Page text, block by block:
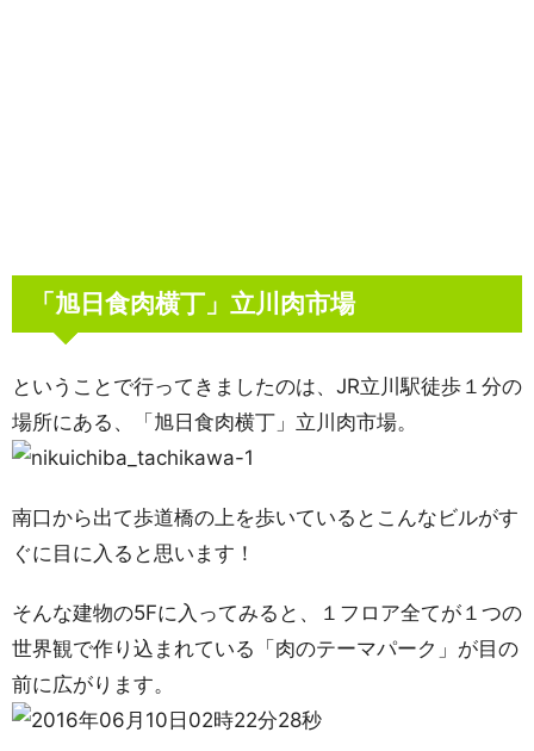
「旭日食肉横丁」立川肉市場
ということで行ってきましたのは、JR立川駅徒歩１分の
場所にある、「旭日食肉横丁」立川肉市場。
南口から出て歩道橋の上を歩いているとこんなビルがす
ぐに目に入ると思います！
そんな建物の5Fに入ってみると、１フロア全てが１つの
世界観で作り込まれている「肉のテーマパーク」が目の
前に広がります。